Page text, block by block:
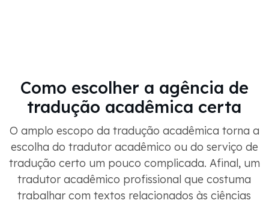
Como escolher a agência de
tradução acadêmica certa
O amplo escopo da tradução acadêmica torna a
escolha do tradutor acadêmico ou do serviço de
tradução certo um pouco complicada. Afinal, um
tradutor acadêmico profissional que costuma
trabalhar com textos relacionados às ciências